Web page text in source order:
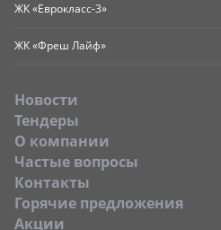
ЖК «Еврокласс-3»
ЖК «Фреш Лайф»
Новости
Тендеры
O компании
Частые вопросы
Контакты
Горячие предложения
Акции